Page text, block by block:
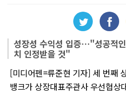
성장성 수익성 입증…"성공적
치 인정받을 것"
[미디어펜=류준현 기자] 세 번째
뱅크가 상장대표주관사 우선협상